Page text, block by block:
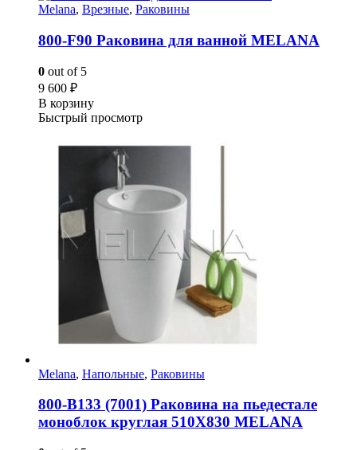
Melana, Врезные, Раковины
800-F90 Раковина для ванной MELANA
0 out of 5
9 600 ₽
В корзину
Быстрый просмотр
Melana, Напольные, Раковины
800-В133 (7001) Раковина на пьедестале
моноблок круглая 510Х830 MELANA